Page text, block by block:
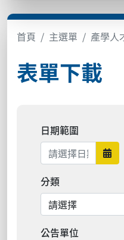
首頁 主選單 產學人
表單下載
日期範圍
日
分類
公告單位